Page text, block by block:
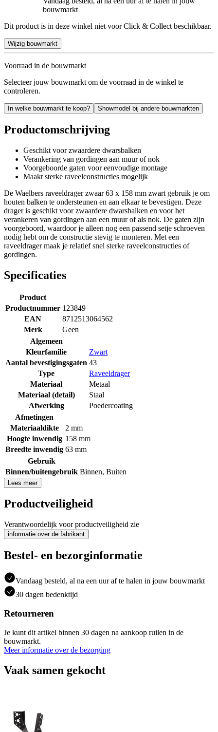
bouwmarkt
Dit product is in deze winkel niet voor Click & Collect beschikbaar.
Wijzig bouwmarkt
Voorraad in de bouwmarkt
Selecteer jouw bouwmarkt om de voorraad in de winkel te
controleren.
In welke bouwmarkt te koop? Showmodel bij andere bouwmarkten
Productomschrijving
Geschikt voor zwaardere dwarsbalken
Verankering van gordingen aan muur of nok
Voorgeboorde gaten voor eenvoudige montage
Maakt sterke raveelconstructies mogelijk
De Waelbers raveeldrager zwaar 63 x 158 mm zwart gebruik je om
houten balken te ondersteunen en aan elkaar te bevestigen. Deze
drager is geschikt voor zwaardere dwarsbalken en voor het
verankeren van gordingen aan een muur of als nok. De gaten zijn
voorgeboord, waardoor je alleen nog een passend setje schroeven
nodig hebt om de constructie stevig te monteren. Met een
raveeldrager maak je relatief snel sterke raveelconstructies of
gordingen.
Specificaties
Product
Productnummer 123849
EAN
8712513064562
Merk
Geen
Algemeen
Kleurfamilie
Zwart
Aantal bevestigingsgaten 43
Type
Raveeldrager
Materiaal
Metaal
Materiaal (detail)
Staal
Afwerking
Poedercoating
Afmetingen
Materiaaldikte
2 mm
Hoogte inwendig 158 mm
Breedte inwendig 63 mm
Gebruik
Binnen/buitengebruik Binnen, Buiten
Lees meer
Productveiligheid
Verantwoordelijk voor productveiligheid zie
informatie over de fabrikant
Bestel- en bezorginformatie
Vandaag besteld, al na een uur af te halen in jouw bouwmarkt
30 dagen bedenktijd
Retourneren
Je kunt dit artikel binnen 30 dagen na aankoop ruilen in de
bouwmarkt.
Meer informatie over de bezorging
Vaak samen gekocht